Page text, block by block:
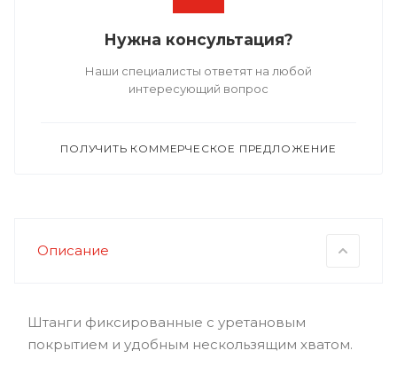
Нужна консультация?
Наши специалисты ответят на любой
интересующий вопрос
ПОЛУЧИТЬ КОММЕРЧЕСКОЕ ПРЕДЛОЖЕНИЕ
Описание
Штанги фиксированные с уретановым
покрытием и удобным нескользящим хватом.